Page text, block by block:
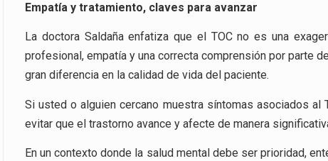
Empatía y tratamiento, claves para avanzar
La doctora Saldaña enfatiza que el TOC no es una
profesional, empatía y una correcta comprensión por parte
gran diferencia en la calidad de vida del paciente.
Si usted o alguien cercano muestra síntomas asociados
evitar que el trastorno avance y afecte de manera
En un contexto donde la salud mental debe ser prioridad,